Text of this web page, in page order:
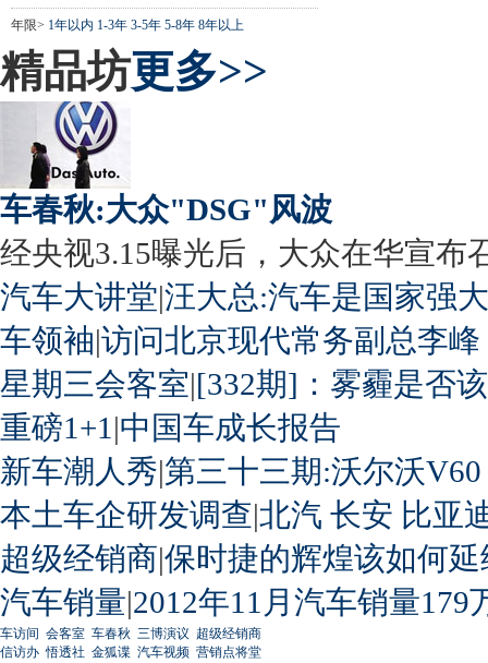
年限> 1年以内 1-3年 3-5年 5-8年 8年以上
精品坊更多>>
车春秋:大众"DSG"风波
经央视3.15曝光后，大众在华宣布
汽车大讲堂|汪大总:汽车是国家强
车领袖|访问北京现代常务副总李峰
星期三会客室|[332期]：雾霾是否
重磅1+1 |中国车成长报告
新车潮人秀|第三十三期:沃尔沃
本土车企研发调查|北汽 长安 比亚
超级经销商|保时捷的辉煌该如何延
汽车销量|2012年11月汽车销量179
车访间 会客室 车春秋 三博演议 超级经销商
信访办 悟透社 金狐谍 汽车视频 营销点将堂